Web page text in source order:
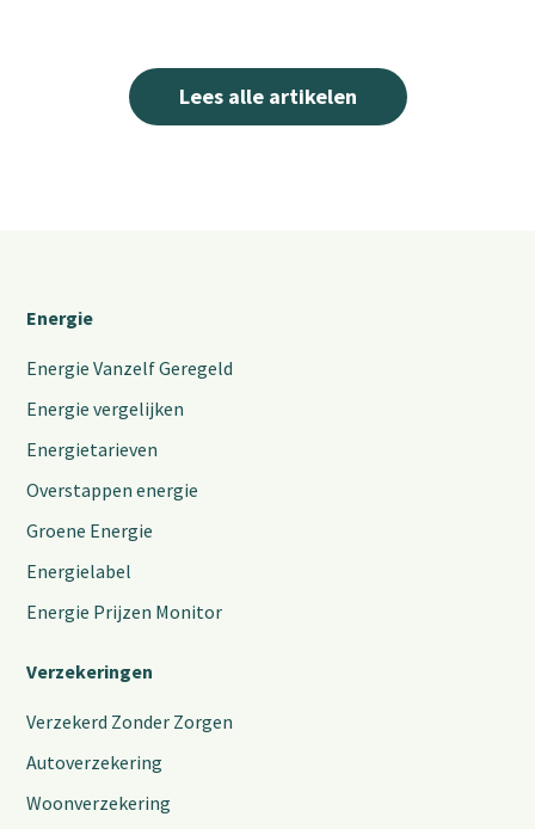
Lees alle artikelen
Energie
Energie Vanzelf Geregeld
Energie vergelijken
Energietarieven
Overstappen energie
Groene Energie
Energielabel
Energie Prijzen Monitor
Verzekeringen
Verzekerd Zonder Zorgen
Autoverzekering
Woonverzekering